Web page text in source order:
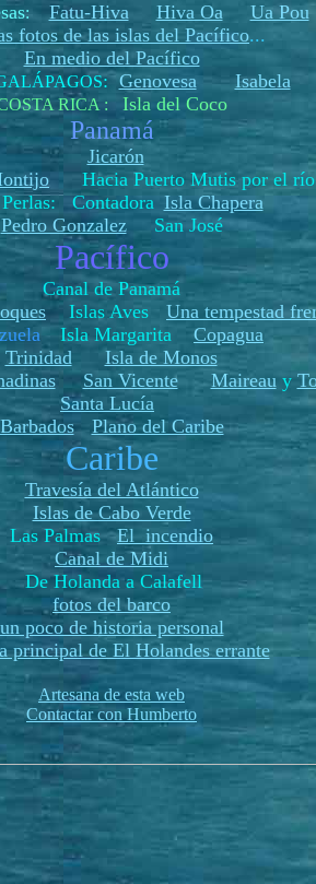
: Fatu-Hiva Hiva Oa Ua Pou
fotos de las islas del Pacífico...
En medio del Pacífico
:Genovesa Isabela
RICA : Isla del Coco
Panamá
Jicarón
Hacia Puerto Mutis por el
Contadora Isla Chapera
Pedro GonzalezSan José
Pacífico
Canal de Panamá
Islas Aves
Una tempestad
Isla Margarita Copagua
Trinidad
Isla de Monos
San Vicente Maireauy
Santa Lucía
Barbados
Plano del Caribe
Caribe
Travesía del Atlántico
Islas de Cabo Verde
Las PalmasEl incendio
Canal de Midi
De Holanda a Calafell
fotos del barco
un poco de historia personal
principal de El Holandes errante
Artesana de esta web
Contactar con Humberto